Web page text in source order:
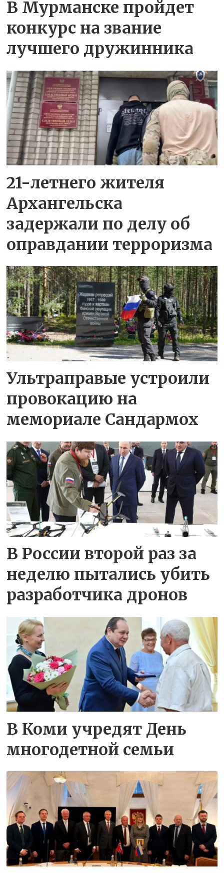
В Мурманске пройдет
конкурс на звание
лучшего дружинника
21-летнего жителя
Архангельска
задержали по делу об
оправдании терроризма
Ультраправые устроили
провокацию на
мемориале Сандармох
В России второй раз за
неделю пытались убить
разработчика дронов
В Коми учредят День
многодетной семьи